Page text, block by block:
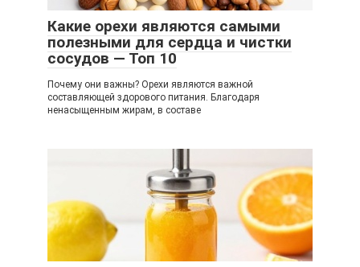
Какие орехи являются самыми
полезными для сердца и чистки
сосудов — Топ 10
Почему они важны? Орехи являются важной
составляющей здорового питания. Благодаря
ненасыщенным жирам, в составе